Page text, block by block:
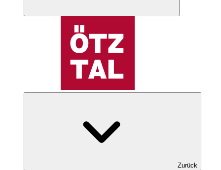
Zurück